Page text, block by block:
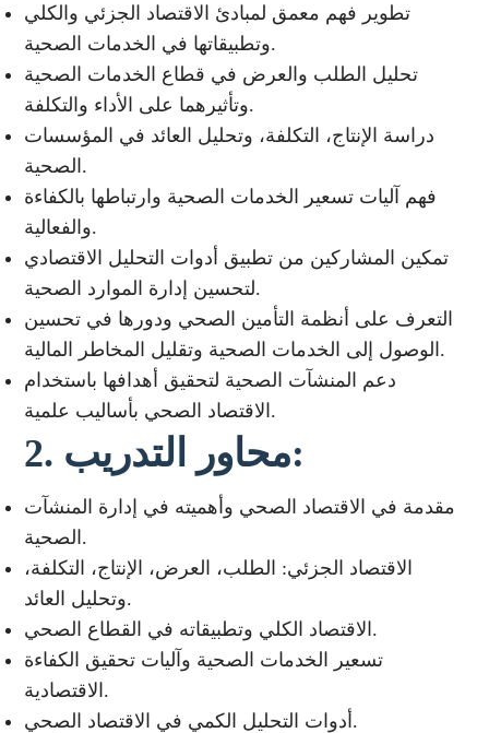
تطوير فهم معمق لمبادئ الاقتصاد الجزئي والكلي
وتطبيقاتها في الخدمات الصحية.
تحليل الطلب والعرض في قطاع الخدمات الصحية
وتأثيرهما على الأداء والتكلفة.
دراسة الإنتاج، التكلفة، وتحليل العائد في المؤسسات
الصحية.
فهم آليات تسعير الخدمات الصحية وارتباطها بالكفاءة
والفعالية.
تمكين المشاركين من تطبيق أدوات التحليل الاقتصادي
لتحسين إدارة الموارد الصحية.
التعرف على أنظمة التأمين الصحي ودورها في تحسين
الوصول إلى الخدمات الصحية وتقليل المخاطر المالية.
دعم المنشآت الصحية لتحقيق أهدافها باستخدام
الاقتصاد الصحي بأساليب علمية.
2. محاور التدريب:
مقدمة في الاقتصاد الصحي وأهميته في إدارة المنشآت
الصحية.
الاقتصاد الجزئي: الطلب، العرض، الإنتاج، التكلفة،
وتحليل العائد.
الاقتصاد الكلي وتطبيقاته في القطاع الصحي.
تسعير الخدمات الصحية وآليات تحقيق الكفاءة
الاقتصادية.
أدوات التحليل الكمي في الاقتصاد الصحي.